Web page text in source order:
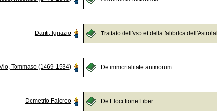
Danti, Ignazio Trattato dell'vso et della fabbrica
Tommaso (1469-1534) De immortalitate animorum
Demetrio Falereo De Elocutione Liber